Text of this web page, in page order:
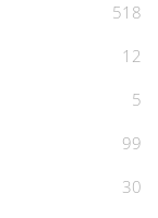
518
12
5
99
30